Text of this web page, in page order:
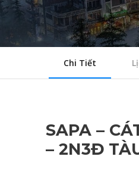
Chi Tiết
SAPA –
– 2N3Đ